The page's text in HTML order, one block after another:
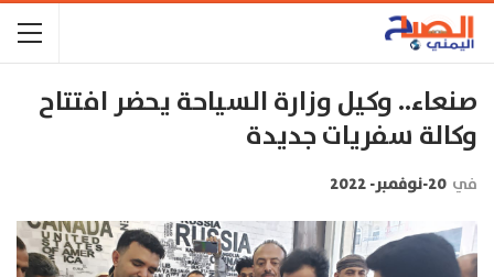
صنعاء.. وكيل وزارة السياحة يحضر افتتاح
وكالة سفريات جديدة
في 20-نوفمبر- 2022